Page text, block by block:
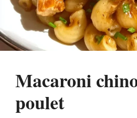
Macaroni
poulet